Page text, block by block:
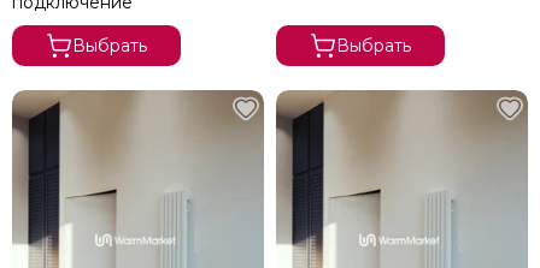
Выбрать
Выбрать